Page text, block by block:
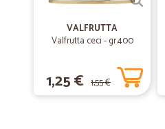
VALFRUTTA
Valfrutta ceci - gr.400
1,25 € 1,55 €